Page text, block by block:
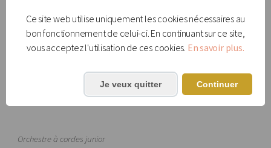
Orchestre symphonique
Une pièce (ou extrait de pièce) d'environ 5 minutes
Une ou deux gammes (si deux, une majeure et une mineure)
Une courte lecture à vue sera imposée
Orchestre à cordes junior
Ce site web utilise uniquement les cookies nécessaires au
bon fonctionnement de celui-ci. En continuant sur ce site,
vous acceptez l'utilisation de ces cookies. En savoir plus.
Je veux quitter Continuer